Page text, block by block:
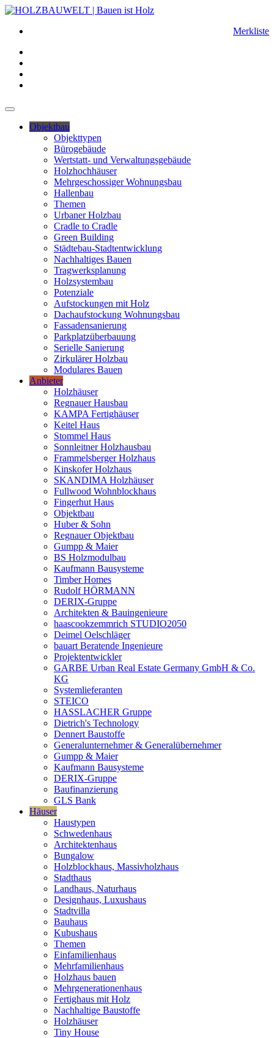
Merkliste
Objektbau
Objekttypen
Bürogebäude
Wertstatt- und Verwaltungsgebäude
Holzhochhäuser
Mehrgeschossiger Wohnungsbau
Hallenbau
Themen
Urbaner Holzbau
Cradle to Cradle
Green Building
Städtebau-Stadtentwicklung
Nachhaltiges Bauen
Tragwerksplanung
Holzsystembau
Potenziale
Aufstockungen mit Holz
Dachaufstockung Wohnungsbau
Fassadensanierung
Parkplatzüberbauung
Serielle Sanierung
Zirkulärer Holzbau
Modulares Bauen
Anbieter
Holzhäuser
Regnauer Hausbau
KAMPA Fertighäuser
Keitel Haus
Stommel Haus
Sonnleitner Holzhausbau
Frammelsberger Holzhaus
Kinskofer Holzhaus
SKANDIMA Holzhäuser
Fullwood Wohnblockhaus
Fingerhut Haus
Objektbau
Huber & Sohn
Regnauer Objektbau
Gumpp & Maier
BS Holzmodulbau
Kaufmann Bausysteme
Timber Homes
Rudolf HÖRMANN
DERIX-Gruppe
Architekten & Bauingenieure
haascookzemmrich STUDIO2050
Deimel Oelschläger
bauart Beratende Ingenieure
Projektentwickler
GARBE Urban Real Estate Germany GmbH & Co.
KG
Systemlieferanten
STEICO
HASSLACHER Gruppe
Dietrich's Technology
Dennert Baustoffe
Generalunternehmer & Generalübernehmer
Gumpp & Maier
Kaufmann Bausysteme
DERIX-Gruppe
Baufinanzierung
GLS Bank
Häuser
Haustypen
Schwedenhaus
Architektenhaus
Bungalow
Holzblockhaus, Massivholzhaus
Stadthaus
Landhaus, Naturhaus
Designhaus, Luxushaus
Stadtvilla
Bauhaus
Kubushaus
Themen
Einfamilienhaus
Mehrfamilienhaus
Holzhaus bauen
Mehrgenerationenhaus
Fertighaus mit Holz
Nachhaltige Baustoffe
Holzhäuser
Tiny House